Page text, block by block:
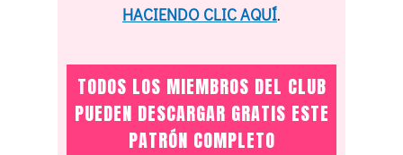
HACIENDO CLIC AQUÍ.
TODOS LOS MIEMBROS DEL CLUB
PUEDEN DESCARGAR GRATIS ESTE
PATRÓN COMPLETO